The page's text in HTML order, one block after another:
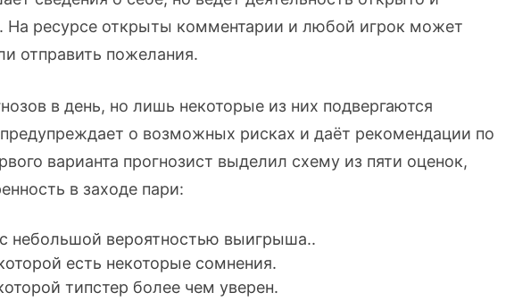
На ресурсе открыты комментарии и любой игрок может
отправить пожелания.
в день, но лишь некоторые из них подвергаются
о возможных рисках и даёт рекомендации по
варианта прогнозист выделил схему из пяти оценок,
в заходе пари:
небольшой вероятностью выигрыша..
есть некоторые сомнения.
типстер более чем уверен.